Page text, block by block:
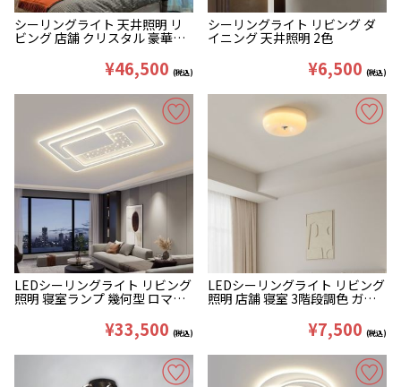
シーリングライト 天井照明 リ
ビング 店舗 クリスタル 豪華
¥46,500 (税込)
シーリングライト リビング ダ
イニング 天井照明 2色
¥6,500 (税込)
LEDシーリングライト リビング
照明 寝室ランプ 幾何型 ロマン
¥33,500 (税込)
LEDシーリングライト リビング
照明 店舗 寝室 3階段調色 ガラ
¥7,500 (税込)